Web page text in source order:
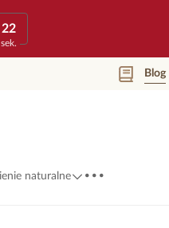
22
sek.
Blog
naturalne ...